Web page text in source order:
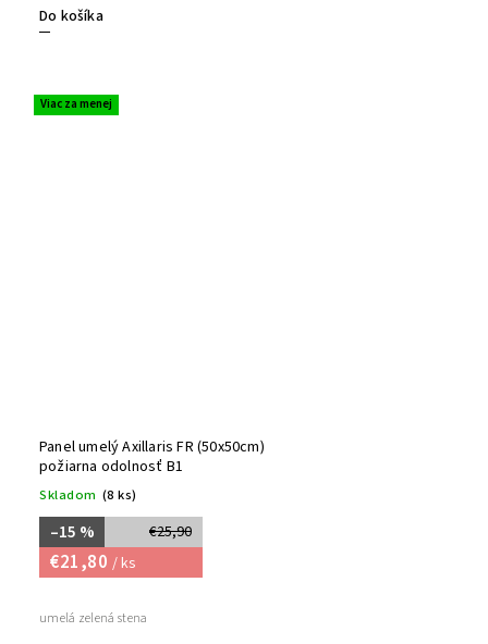
Do košíka
Viac za menej
Panel umelý Axillaris FR (50x50cm)
požiarna odolnosť B1
Skladom (8 ks)
€25,90
–15 %
€21,80 / ks
umelá zelená stena